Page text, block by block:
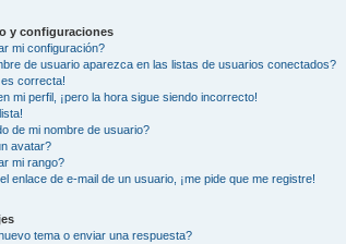
y configuraciones
mi configuración?
de usuario aparezca en las listas de usuarios conectados?
correcta!
mi perfil, ¡pero la hora sigue siendo incorrecto!
de mi nombre de usuario?
avatar?
mi rango?
enlace de e-mail de un usuario, ¡me pide que me registre!
tema o enviar una respuesta?